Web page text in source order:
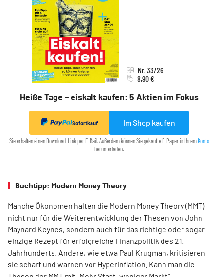
Heiße Tage – eiskalt kaufen: 5 Aktien im Fokus
Nr. 33/26
8,90 €
Sofortkauf Im Shop kaufen
Sie erhalten einen Download-Link per E-Mail. Außerdem können Sie gekaufte E-Paper in Ihrem Konto
herunterladen.
Buchtipp: Modern Money Theory
Manche Ökonomen halten die Modern Money Theory (MMT)
nicht nur für die Weiterentwicklung der Thesen von John
Maynard Keynes, sondern auch für das richtige oder sogar
einzige Rezept für erfolgreiche Finanzpolitik des 21.
Jahrhunderts. Andere, wie etwa Paul Krugman, kritisieren
sie scharf und warnen vor Hyperinflation. Kann man die